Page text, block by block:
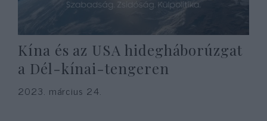
Kína és az USA hidegháborúzgat
a Dél-kínai-tengeren
2023. március 24.